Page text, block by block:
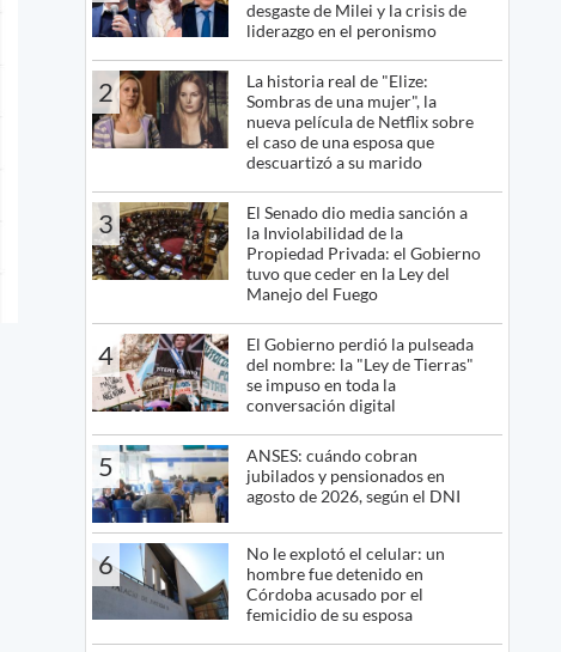
desgaste de Milei y la crisis de
liderazgo en el peronismo
2
La historia real de "Elize:
Sombras de una mujer", la
nueva película de Netflix sobre
el caso de una esposa que
descuartizó a su marido
3
El Senado dio media sanción a
la Inviolabilidad de la
Propiedad Privada: el Gobierno
tuvo que ceder en la Ley del
Manejo del Fuego
4
El Gobierno perdió la pulseada
del nombre: la "Ley de Tierras"
se impuso en toda la
conversación digital
5
ANSES: cuándo cobran
jubilados y pensionados en
agosto de 2026, según el DNI
6
No le explotó el celular: un
hombre fue detenido en
Córdoba acusado por el
femicidio de su esposa